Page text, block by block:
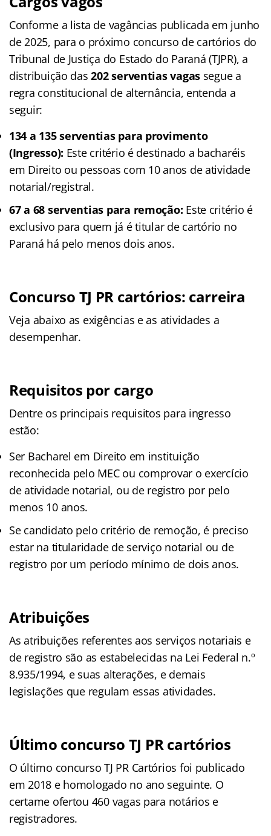
Conforme a lista de vagâncias publicada em junho
de 2025, para o próximo concurso de cartórios do
Tribunal de Justiça do Estado do Paraná (TJPR), a
distribuição das 202 serventias vagas segue a
regra constitucional de alternância, entenda a
seguir:
134 a 135 serventias para provimento
(Ingresso): Este critério é destinado a bacharéis
em Direito ou pessoas com 10 anos de atividade
notarial/registral.
67 a 68 serventias para remoção: Este critério é
exclusivo para quem já é titular de cartório no
Paraná há pelo menos dois anos.
Concurso TJ PR cartórios: carreira
Veja abaixo as exigências e as atividades a
desempenhar.
Requisitos por cargo
Dentre os principais requisitos para ingresso
estão:
Ser Bacharel em Direito em instituição
reconhecida pelo MEC ou comprovar o exercício
de atividade notarial, ou de registro por pelo
menos 10 anos.
Se candidato pelo critério de remoção, é preciso
estar na titularidade de serviço notarial ou de
registro por um período mínimo de dois anos.
Atribuições
As atribuições referentes aos serviços notariais e
de registro são as estabelecidas na Lei Federal n.º
8.935/1994, e suas alterações, e demais
legislações que regulam essas atividades.
Último concurso TJ PR cartórios
O último concurso TJ PR Cartórios foi publicado
em 2018 e homologado no ano seguinte. O
certame ofertou 460 vagas para notários e
registradores.